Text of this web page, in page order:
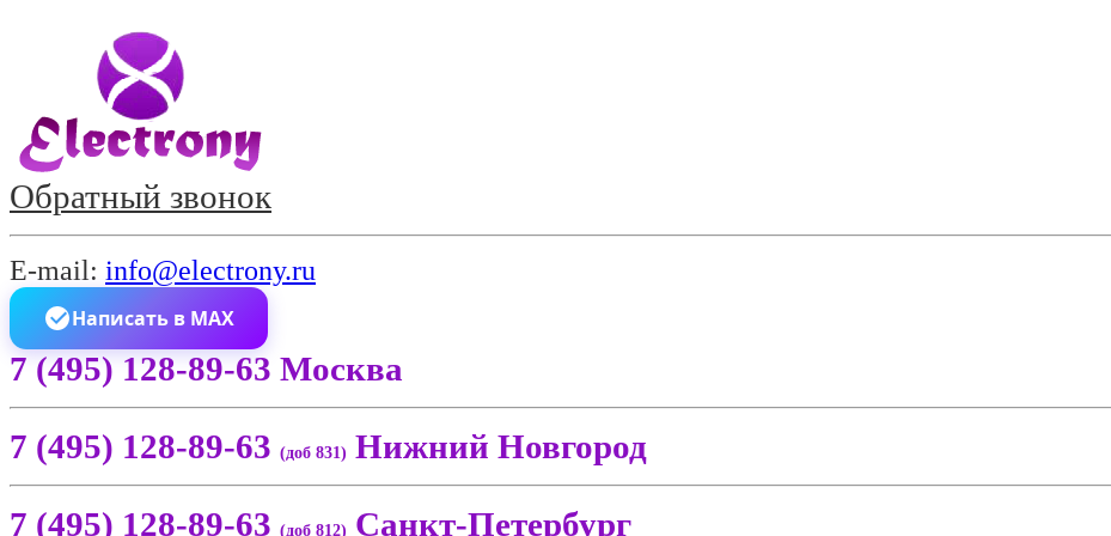
Обратный звонок
E-mail: info@electrony.ru
Написать в MAX
7 (495) 128-89-63 Москва
7 (495) 128-89-63 (доб 831) Нижний Новгород
7 (495) 128-89-63 (доб 812) Санкт-Петербург